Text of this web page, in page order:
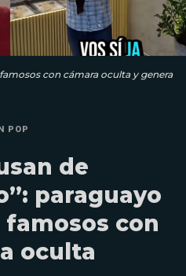
con cámara oculta y genera
POP
de
paraguayo
con
oculta